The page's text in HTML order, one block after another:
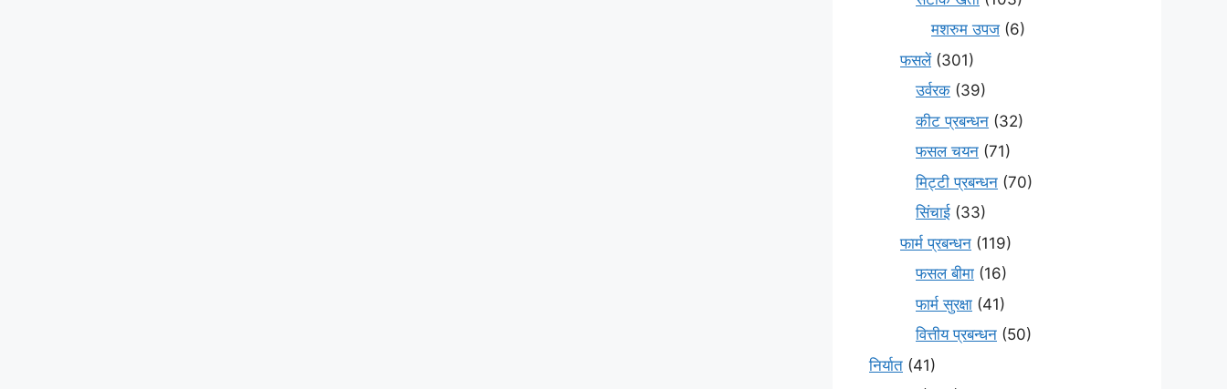
मशरुम उपज (6)
फसलें(301)
उर्वरक (39)
कीट प्रबन्धन (32)
फसल चयन (71)
मि‌ट्टी प्रबन्धन (70)
सिंचाई (33)
फार्म प्रबन्धन (119)
फसल बीमा (16)
फार्म सुरक्षा (41)
वित्तीय प्रबन्धन (50)
निर्यात (41)